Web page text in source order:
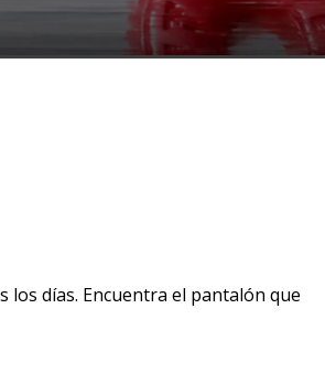
días. Encuentra el pantalón que